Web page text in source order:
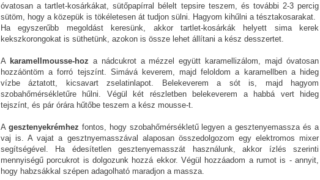
óvatosan a tartlet-kosárkákat, sütőpapírral bélelt tepsire teszem, és további 2-3 percig
sütöm, hogy a közepük is tökéletesen át tudjon sülni. Hagyom kihűlni a tésztakosarakat.
Ha egyszerűbb megoldást keresünk, akkor tartlet-kosárkák helyett sima kerek
kekszkorongokat is süthetünk, azokon is össze lehet állítani a kész desszertet.
A karamellmousse-hoz a nádcukrot a mézzel együtt karamellizálom, majd óvatosan
hozzáöntöm a forró tejszínt. Simává keverem, majd feloldom a karamellben a hideg
vízbe áztatott, kicsavart zselatinlapot. Belekeverem a sót is, majd hagyom
szobahőmérsékletűre hűlni. Végül két részletben belekeverem a habbá vert hideg
tejszínt, és pár órára hűtőbe teszem a kész mousse-t.
A gesztenyekrémhez fontos, hogy szobahőmérsékletű legyen a gesztenyemassza és a
vaj is. A vajat a gesztnyemasszával alaposan összedolgozom egy elektromos mixer
segítségével. Ha édesítetlen gesztenyemasszát használunk, akkor ízlés szerinti
mennyiségű porcukrot is dolgozunk hozzá ekkor. Végül hozzáadom a rumot is - annyit,
hogy habzsákkal szépen adagolható maradjon a massza.